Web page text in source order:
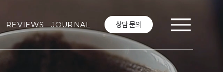
REVIEWS JOURNAL 상담 문의